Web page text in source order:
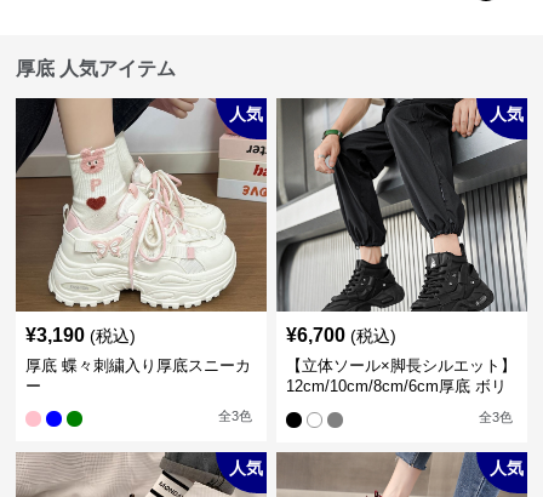
厚底 人気アイテム
人気
¥3,190 (税込)
厚底 蝶々刺繍入り厚底スニーカ
ー
全3色
人気
¥6,700 (税込)
【立体ソール×脚長シルエット】
12cm/10cm/8cm/6cm厚底 ボリ
トスニーカー｜スニーカー・ハ
全3色
人気 人気